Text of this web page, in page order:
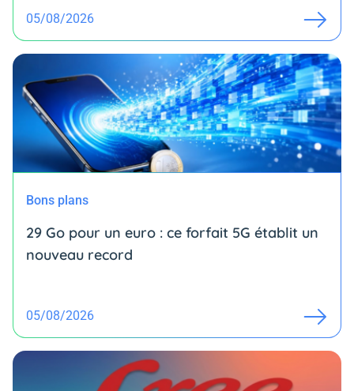
05/08/2026
Bons plans
29 Go pour un euro : ce forfait 5G établit un
nouveau record
05/08/2026